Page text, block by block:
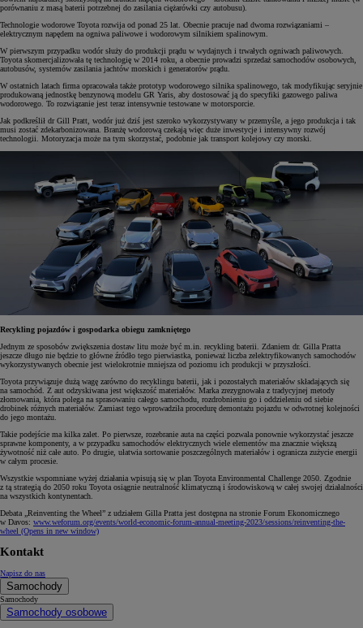
porównaniu z masą baterii potrzebnej do zasilania ciężarówki czy autobusu).
Technologie wodorowe Toyota rozwija od ponad 25 lat. Obecnie pracuje nad dwoma rozwiązaniami –
elektrycznym napędem na ogniwa paliwowe i wodorowym silnikiem spalinowym.
W pierwszym przypadku wodór służy do produkcji prądu w wydajnych i trwałych ogniwach paliwowych.
Toyota skomercjalizowała tę technologię w 2014 roku, a obecnie prowadzi sprzedaż samochodów osobowych,
autobusów, systemów zasilania jachtów morskich i generatorów prądu.
W ostatnich latach firma opracowała także prototyp wodorowego silnika spalinowego, tak modyfikując seryjnie
produkowaną jednostkę benzynową modelu GR Yaris, aby dostosować ją do specyfiki gazowego paliwa
wodorowego. To rozwiązanie jest teraz intensywnie testowane w motorsporcie.
Jak podkreślił dr Gill Pratt, wodór już dziś jest szeroko wykorzystywany w przemyśle, a jego produkcja i tak
musi zostać zdekarbonizowana. Branżę wodorową czekają więc duże inwestycje i intensywny rozwój
technologii. Motoryzacja może na tym skorzystać, podobnie jak transport kolejowy czy morski.
Recykling pojazdów i gospodarka obiegu zamkniętego
Jednym ze sposobów zwiększenia dostaw litu może być m.in. recykling baterii. Zdaniem dr. Gilla Pratta
jeszcze długo nie będzie to główne źródło tego pierwiastka, ponieważ liczba zelektryfikowanych samochodów
wykorzystywanych obecnie jest wielokrotnie mniejsza od poziomu ich produkcji w przyszłości.
Toyota przywiązuje dużą wagę zarówno do recyklingu baterii, jak i pozostałych materiałów składających się
na samochód. Z aut odzyskiwana jest większość materiałów. Marka zrezygnowała z tradycyjnej metody
złomowania, która polega na sprasowaniu całego samochodu, rozdrobnieniu go i oddzieleniu od siebie
drobinek różnych materiałów. Zamiast tego wprowadziła procedurę demontażu pojazdu w odwrotnej kolejności
do jego montażu.
Takie podejście ma kilka zalet. Po pierwsze, rozebranie auta na części pozwala ponownie wykorzystać jeszcze
sprawne komponenty, a w przypadku samochodów elektrycznych wiele elementów ma znacznie większą
żywotność niż całe auto. Po drugie, ułatwia sortowanie poszczególnych materiałów i ogranicza zużycie energii
w całym procesie.
Wszystkie wspomniane wyżej działania wpisują się w plan Toyota Environmental Challenge 2050. Zgodnie
z tą strategią do 2050 roku Toyota osiągnie neutralność klimatyczną i środowiskową w całej swojej działalności
na wszystkich kontynentach.
Debata „Reinventing the Wheel” z udziałem Gilla Pratta jest dostępna na stronie Forum Ekonomicznego
w Davos: www.weforum.org/events/world-economic-forum-annual-meeting-2023/sessions/reinventing-the-
wheel (Opens in new window)
Kontakt
Napisz do nas
Samochody
Samochody
Samochody osobowe